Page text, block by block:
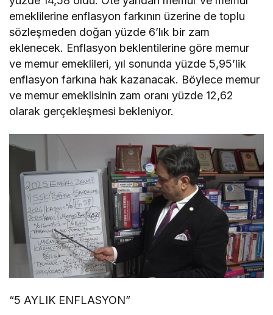
emeklilerine enflasyon farkının üzerine de toplu
sözleşmeden doğan yüzde 6’lık bir zam
eklenecek. Enflasyon beklentilerine göre memur
ve memur emeklileri, yıl sonunda yüzde 5,95’lik
enflasyon farkına hak kazanacak. Böylece memur
ve memur emeklisinin zam oranı yüzde 12,62
olarak gerçekleşmesi bekleniyor.
“5 AYLIK ENFLASYON”